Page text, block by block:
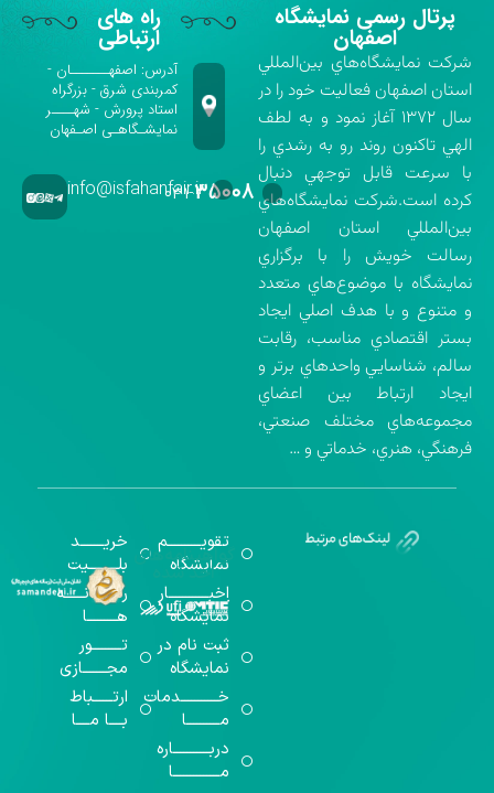
پرتال رسمی نمایشگاه
اصفهان
شركت نمايشگاه‌هاي بين‌المللي
استان اصفهان فعاليت خود را در
سال ۱۳۷۲ آغاز نمود و به لطف
الهي تاكنون روند رو به رشدي را
با سرعت قابل توجهي دنبال
كرده است.شركت نمايشگاه‌هاي
بين‌المللي استان اصفهان
رسالت خويش را با برگزاري
نمايشگاه با موضوع‌هاي متعدد
و متنوع و با هدف اصلي ايجاد
بستر اقتصادي مناسب، رقابت
سالم، شناسايي واحدهاي برتر و
ايجاد ارتباط بين اعضاي
مجموعه‌هاي مختلف صنعتي،
فرهنگي، هنري، خدماتي و …
راه های
ارتباطی
آدرس: اصفهـــــــان -
کمربندی شرق - بزرگراه
استاد پرورش - شهــــر
نمایشـگاهـی اصـفهان
۰۳۱-۳۵۰۰۸info@isfahanfair.ir
تقویــــــــــم
نمایشگاه
اخبــــــــــــار
نمایشگاه
ثبت نام در
نمایشگاه
خـــــــــــدمات
مــــــــــا
دربـــــــــــاره
مــــــــــــــا
خریـــــــد
بلـــــــــیت
رســـــانــــــه
هـــــــــا
تـــــــــور
مجـــــــازی
ارتــــــباط
بــــا مــــا
گواهینامه‌های
اخذ شده